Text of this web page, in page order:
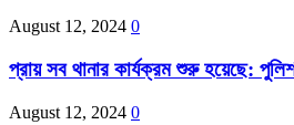
August 12, 2024 0
প্রায় সব থানার কার্যক্রম শুরু হয়েছে:
August 12, 2024 0